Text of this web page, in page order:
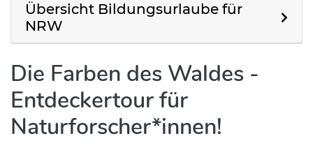
Übersicht Bildungsurlaube für
NRW
Die Farben des Waldes -
Entdeckertour für
Naturforscher*innen!